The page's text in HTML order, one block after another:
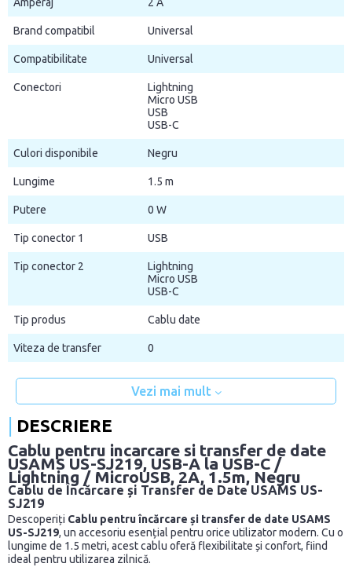
Brand compatibil Universal
Compatibilitate Universal
Conectori
Lightning
Micro USB
USB
USB-C
Culori disponibile Negru
Lungime 1.5 m
Putere 0 W
Tip conector 1 USB
Tip conector 2
Lightning
Micro USB
USB-C
Tip produs Cablu date
Viteza de transfer 0
Vezi mai mult
DESCRIERE
Cablu pentru incarcare si transfer de date
USAMS US-SJ219, USB-A la USB-C /
Lightning / MicroUSB, 2A, 1.5m, Negru
Cablu de Încărcare și Transfer de Date USAMS US-
SJ219
Descoperiți Cablu pentru încărcare și transfer de date USAMS
US-SJ219, un accesoriu esențial pentru orice utilizator modern. Cu o
lungime de 1.5 metri, acest cablu oferă flexibilitate și confort, fiind
ideal pentru utilizarea zilnică.